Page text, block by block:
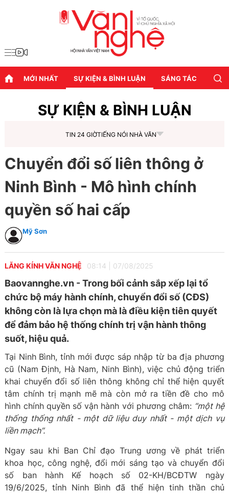
MỚI NHẤT SỰ KIỆN & BÌNH LUẬN SÁNG TÁC
SỰ KIỆN & BÌNH LUẬN
TIN 24 GIỜTIẾNG NÓI NHÀ VĂN
Chuyển đổi số liên thông ở
Ninh Bình - Mô hình chính
quyền số hai cấp
Mỹ Sơn
LĂNG KÍNH VĂN NGHỆ 08:14 07/08/2025
Baovannghe.vn - Trong bối cảnh sắp xếp lại tổ
chức bộ máy hành chính, chuyển đổi số (CĐS)
không còn là lựa chọn mà là điều kiện tiên quyết
để đảm bảo hệ thống chính trị vận hành thông
suốt, hiệu quả.
Tại Ninh Bình, tỉnh mới được sáp nhập từ ba địa phương
cũ (Nam Định, Hà Nam, Ninh Bình), việc chủ động triển
khai chuyển đổi số liên thông không chỉ thể hiện quyết
tâm chính trị mạnh mẽ mà còn mở ra tiền đề cho mô
hình chính quyền số vận hành với phương châm: “một hệ
thống thống nhất - một dữ liệu duy nhất - một dịch vụ
liền mạch”.
Ngay sau khi Ban Chỉ đạo Trung ương về phát triển
khoa học, công nghệ, đổi mới sáng tạo và chuyển đổi
số ban hành Kế hoạch số 02-KH/BCĐTW ngày
19/6/2025, tỉnh Ninh Bình đã thể hiện tinh thần chủ